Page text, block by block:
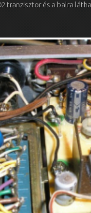
tranzisztor és a balra